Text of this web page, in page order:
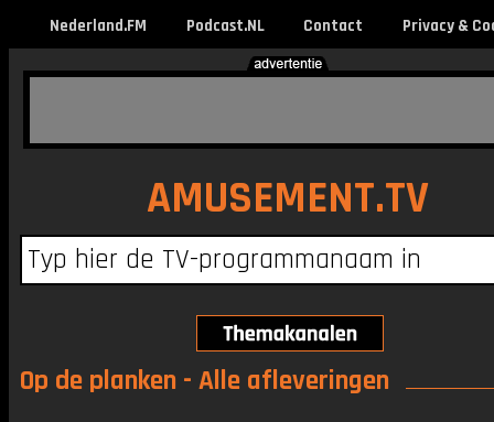
Nederland.FM Podcast.NL Contact Privacy &
AMUSEMENT.TV
Op de planken - Alle afleveringen